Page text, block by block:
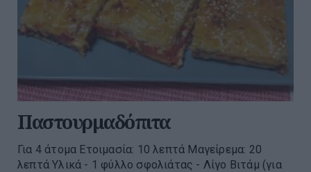
Παστουρμαδόπιτα
Για 4 άτομα Ετοιμασία: 10 λεπτά Μαγείρεμα: 20
λεπτά Υλικά - 1 φύλλο σφολιάτας - Λίγο Βιτάμ (για